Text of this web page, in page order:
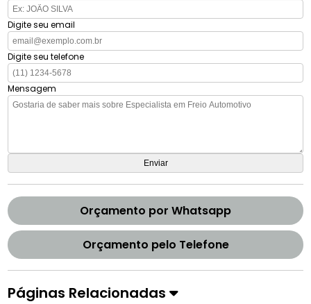
Digite seu email
Digite seu telefone
Mensagem
Orçamento por Whatsapp
Orçamento pelo Telefone
Páginas Relacionadas